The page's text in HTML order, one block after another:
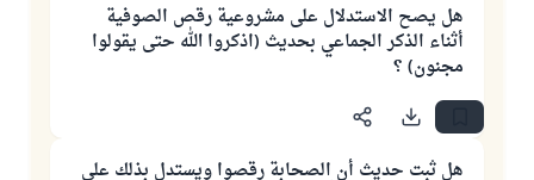
هل يصح الاستدلال على مشروعية رقص الصوفية
أثناء الذكر الجماعي بحديث (اذكروا الله حتى يقولوا
مجنون) ؟
هل ثبت حديث أن الصحابة رقصوا ويستدل بذلك على